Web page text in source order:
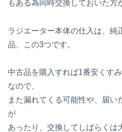
もある為同時交換しておいた方
ラジエーター本体の仕入は、純
品、この3つです。
中古品を購入すれば1番安くす
なので、
また漏れてくる可能性や、届い
が
あったり、交換してしばらくは